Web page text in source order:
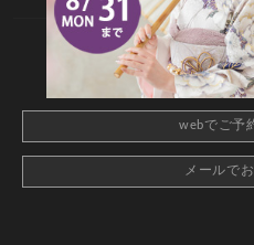
webでご予
メールで